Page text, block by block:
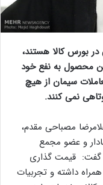
در بورس کالا هستند،
محصول به نفع خود
سیمان از هیچ
نمی کنند.
مصباحی مقدم،
و عضو مجمع
قیمت گذاری
داشته و تجربیات